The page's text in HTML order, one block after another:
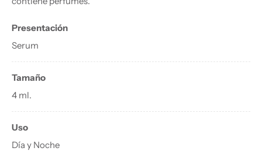
Presentación
Serum
Tamaño
4 ml.
Uso
Día y Noche